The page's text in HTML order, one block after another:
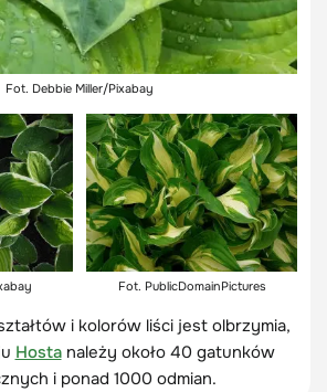
Fot. Debbie Miller/Pixabay
Fot. PublicDomainPictures
i kolorów liści jest olbrzymia,
Hostanależy około 40 gatunków
i ponad 1000 odmian.